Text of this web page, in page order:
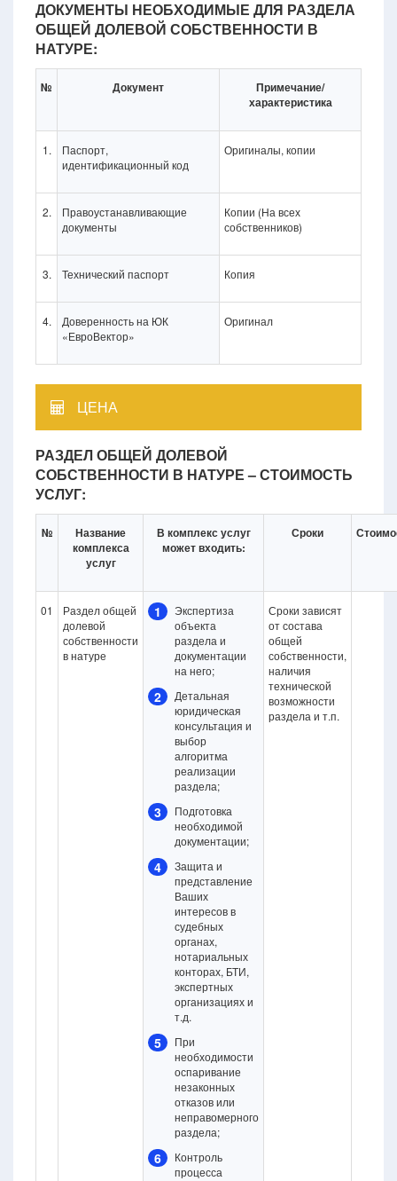
ДОКУМЕНТЫ НЕОБХОДИМЫЕ ДЛЯ РАЗДЕЛА
ОБЩЕЙ ДОЛЕВОЙ СОБСТВЕННОСТИ В
НАТУРЕ:
№ Документ
Примечание/
характеристика
1.
Паспорт,
идентификационный код
Оригиналы, копии
2.
Правоустанавливающие
документы
Копии (На всех
собственников)
3. Технический паспорт Копия
4.
Доверенность на ЮК
«ЕвроВектор»
Оригинал
ЦЕНА
РАЗДЕЛ ОБЩЕЙ ДОЛЕВОЙ
СОБСТВЕННОСТИ В НАТУРЕ – СТОИМОСТЬ
УСЛУГ:
№
Название
комплекса
услуг
В комплекс услуг
может входить:
Сроки
01
Раздел общей
долевой
собственности
в натуре
1
Экспертиза
объекта
раздела и
документации
на него;
2
Детальная
юридическая
консультация и
выбор
алгоритма
реализации
раздела;
3
Подготовка
необходимой
документации;
4
Защита и
представление
Ваших
интересов в
судебных
органах,
нотариальных
конторах, БТИ,
экспертных
организациях и
т.д.
5
При
необходимости
оспаривание
незаконных
отказов или
неправомерного
раздела;
6
Контроль
процесса
Сроки зависят
от состава
общей
собственности,
наличия
технической
возможности
раздела и т.п.